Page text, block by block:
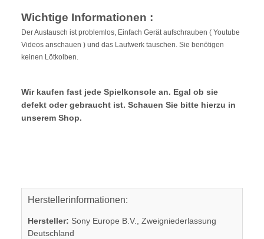
Wichtige Informationen :
Der Austausch ist problemlos, Einfach Gerät aufschrauben ( Youtube
Videos anschauen ) und das Laufwerk tauschen. Sie benötigen
keinen Lötkolben.
Wir kaufen fast jede Spielkonsole an. Egal ob sie
defekt oder gebraucht ist. Schauen Sie bitte hierzu in
unserem Shop.
Herstellerinformationen:
Hersteller: Sony Europe B.V., Zweigniederlassung
Deutschland